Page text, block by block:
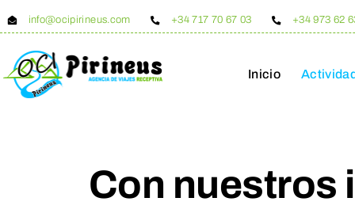
Saltar
al
contenido
info@ocipirineus.com +34 717 70 67 03 +34 973 62
Inicio
Con nuestros